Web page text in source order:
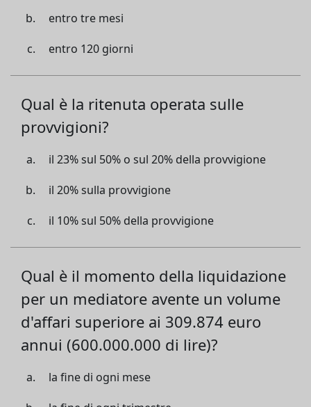
entro tre mesi
entro 120 giorni
Qual è la ritenuta operata sulle
provvigioni?
il 23% sul 50% o sul 20% della provvigione
il 20% sulla provvigione
il 10% sul 50% della provvigione
Qual è il momento della liquidazione
per un mediatore avente un volume
d'affari superiore ai 309.874 euro
annui (600.000.000 di lire)?
la fine di ogni mese